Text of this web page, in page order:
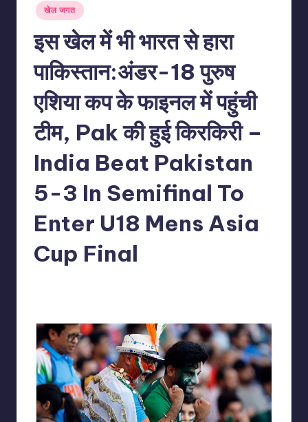
Posted
in
खेल जगत
इस खेल में भी भारत से हारा
पाकिस्तान:अंडर-18 पुरुष
एशिया कप के फाइनल में पहुंची
टीम, Pak की हुई किरकिरी –
India Beat Pakistan
5-3 In Semifinal To
Enter U18 Mens Asia
Cup Final